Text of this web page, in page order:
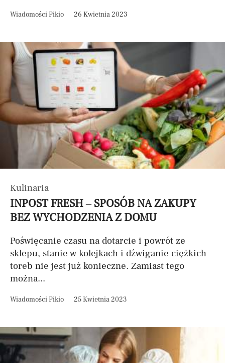
Wiadomości Pikio 26 Kwietnia 2023
Kulinaria
INPOST FRESH – SPOSÓB NA ZAKUPY
BEZ WYCHODZENIA Z DOMU
Poświęcanie czasu na dotarcie i powrót ze
sklepu, stanie w kolejkach i dźwiganie ciężkich
toreb nie jest już konieczne. Zamiast tego
można...
Wiadomości Pikio 25 Kwietnia 2023